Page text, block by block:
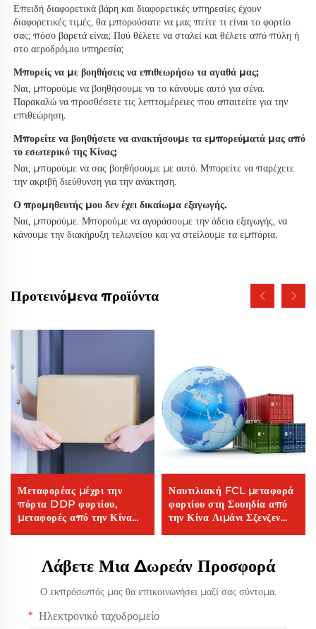
Επειδή διαφορετικά βάρη και διαφορετικές υπηρεσίες έχουν
διαφορετικές τιμές, θα μπορούσατε να μας πείτε τι είναι το φορτίο
σας; πόσο βαρετά είναι; Πού θέλετε να σταλεί και θέλετε από πύλη ή
στο αεροδρόμιο υπηρεσία;
Μπορείς να με βοηθήσεις να επιθεωρήσω τα αγαθά μας;
Ναι, μπορούμε να βοηθήσουμε να το κάνουμε αυτό για σένα.
Παρακαλώ να προσθέσετε τις λεπτομέρειες που απαιτείτε για την
επιθεώρηση.
Μπορείτε να βοηθήσετε να ανακτήσουμε τα εμπορεύματά μας από
το εσωτερικό της Κίνας;
Ναι, μπορούμε να σας βοηθήσουμε με αυτό. Μπορείτε να παρέχετε
την ακριβή διεύθυνση για την ανάκτηση.
Ο προμηθευτής μου δεν έχει δικαίωμα εξαγωγής.
Ναι, μπορούμε. Μπορούμε να αγοράσουμε την άδεια εξαγωγής, να
κάνουμε την διακήρυξη τελωνείου και να στείλουμε τα εμπόρια.
Προτεινόμενα προϊόντα
Μεταφορέας μέχρι την
πόρτα DDP φορτίου,
μεταφορές από την Κίνα
αερομεταφορών
Ναυτιλιακή FCL μεταφορά
φορτίου στη Σουηδία από
την Κίνα Λιμάνι Σζενζεν
Λάβετε Μια Δωρεάν Προσφορά
Ο εκπρόσωπός μας θα επικοινωνήσει μαζί σας σύντομα.
Ηλεκτρονικό ταχυδρομείο